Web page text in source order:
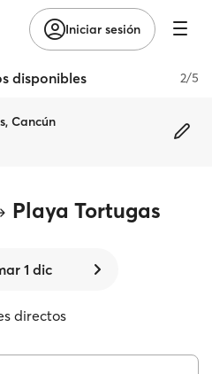
Iniciar sesión
disponibles 2/5
Cancún
Playa Tortugas
1 dic
directos